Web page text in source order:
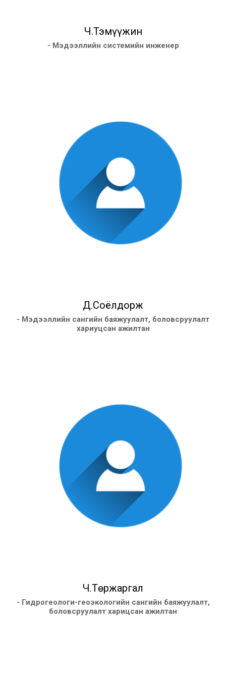
Ч.Тэмүүжин
- Мэдээллийн системийн инженер
Д.Соёлдорж
- Мэдээллийн сангийн баяжуулалт, боловсруулалт
хариуцсан ажилтан
Ч.Төржаргал
- Гидрогеологи-геоэкологийн сангийн баяжуулалт,
боловсруулалт харицсан ажилтан